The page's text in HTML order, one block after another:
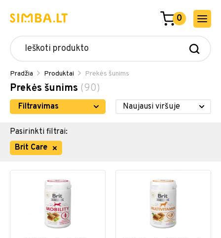
0
Pradžia Produktai Prekės šunims
Prekės šunims (90)
Filtravimas
Pasirinkti filtrai:
Brit Care